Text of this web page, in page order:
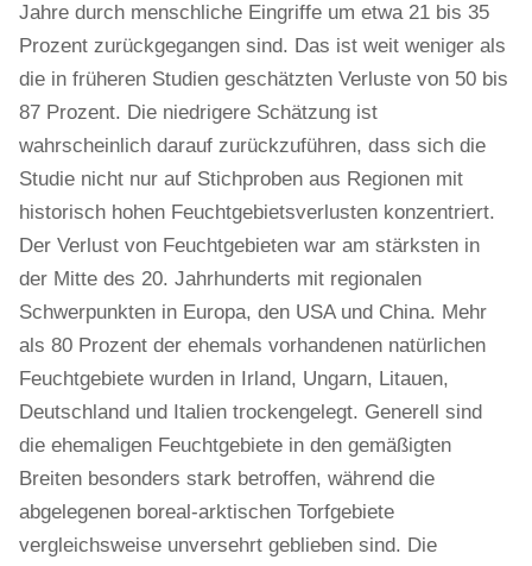
Jahre durch menschliche Eingriffe um etwa 21 bis 35
Prozent zurückgegangen sind. Das ist weit weniger als
die in früheren Studien geschätzten Verluste von 50 bis
87 Prozent. Die niedrigere Schätzung ist
wahrscheinlich darauf zurückzuführen, dass sich die
Studie nicht nur auf Stichproben aus Regionen mit
historisch hohen Feuchtgebietsverlusten konzentriert.
Der Verlust von Feuchtgebieten war am stärksten in
der Mitte des 20. Jahrhunderts mit regionalen
Schwerpunkten in Europa, den USA und China. Mehr
als 80 Prozent der ehemals vorhandenen natürlichen
Feuchtgebiete wurden in Irland, Ungarn, Litauen,
Deutschland und Italien trockengelegt. Generell sind
die ehemaligen Feuchtgebiete in den gemäßigten
Breiten besonders stark betroffen, während die
abgelegenen boreal-arktischen Torfgebiete
vergleichsweise unversehrt geblieben sind. Die